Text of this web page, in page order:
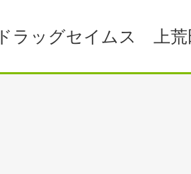
ドラッグセイムス 上荒